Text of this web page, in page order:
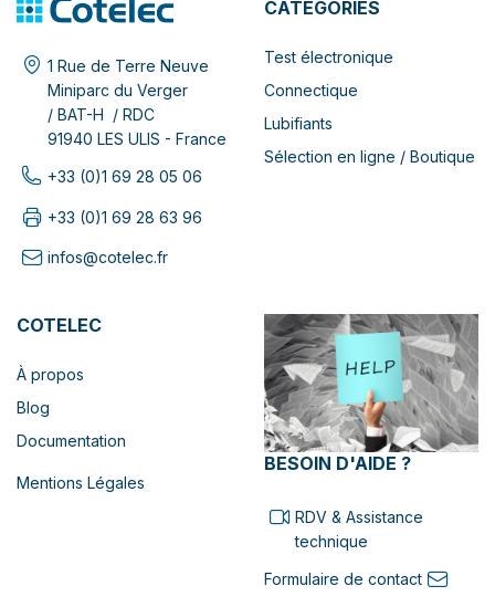
1 Rue de Terre Neuve
Miniparc du Verger
/ BAT-H / RDC
91940 LES ULIS - France
+33 (0)1 69 28 05 06
+33 (0)1 69 28 63 96
infos@cotelec.fr
CATÉGORIES
Test électronique
Connectique
Lubifiants
Sélection en ligne / Boutique
COTELEC
À propos
Blog
Documentation
Mentions Légales
BESOIN D'AIDE ?
RDV & Assistance
technique
Formulaire de contact